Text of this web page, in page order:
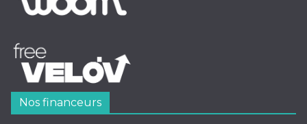
Nos financeurs